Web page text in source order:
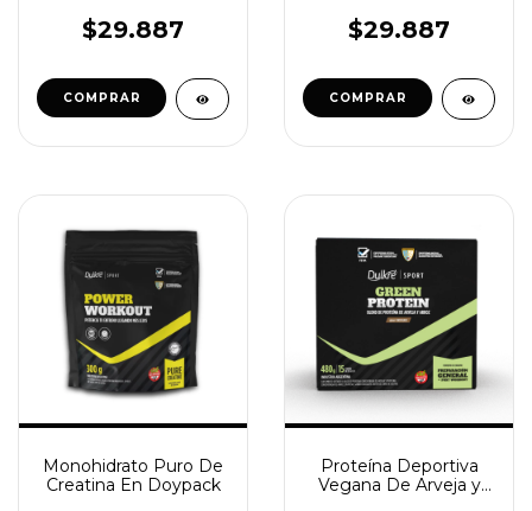
$29.887
Glucemico
$29.887
Monohidrato Puro De
Creatina En Doypack
Proteína Deportiva
Vegana De Arveja y